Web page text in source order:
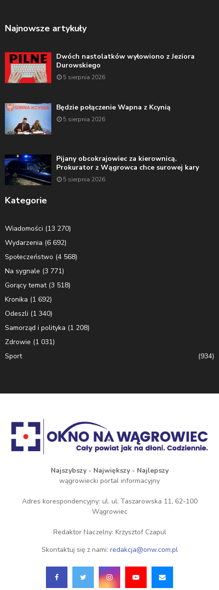
Najnowsze artykuły
Dwóch nastolatków wyłowiono z Jeziora
Durowskiego
5 sierpnia 2026
Będzie połączenie Wapna z Kcynią
5 sierpnia 2026
Pijany obcokrajowiec za kierownicą.
Prokurator z Wągrowca chce surowej kary
5 sierpnia 2026
Kategorie
Wiadomości (13 270)
Wydarzenia (6 692)
Społeczeństwo (4 568)
Na sygnale (3 771)
Gorący temat(3 518)
Kronika (1 692)
Odeszli (1 340)
Samorząd i polityka (1 208)
Zdrowie (1 031)
Sport
(934)
Najszybszy - Największy - Najlepszy
wągrowiecki portal informacyjny
Adres korespondencyjny: ul. ul. Taszarowska 11, 62-100
Wągrowiec
Redaktor Naczelny: Krzysztof Czapul
Skontaktuj się z nami: redakcja@onw.com.pl